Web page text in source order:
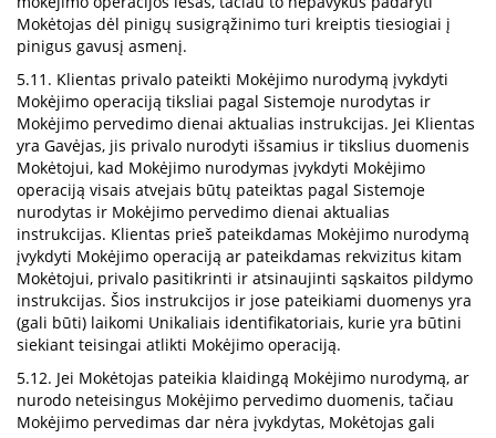
Mokėtojas dėl pinigų susigrąžinimo turi kreiptis tiesiogiai į
pinigus gavusį asmenį.
5.11. Klientas privalo pateikti Mokėjimo nurodymą įvykdyti
Mokėjimo operaciją tiksliai pagal Sistemoje nurodytas ir
Mokėjimo pervedimo dienai aktualias instrukcijas. Jei Klientas
yra Gavėjas, jis privalo nurodyti išsamius ir tikslius duomenis
Mokėtojui, kad Mokėjimo nurodymas įvykdyti Mokėjimo
operaciją visais atvejais būtų pateiktas pagal Sistemoje
nurodytas ir Mokėjimo pervedimo dienai aktualias
instrukcijas. Klientas prieš pateikdamas Mokėjimo nurodymą
įvykdyti Mokėjimo operaciją ar pateikdamas rekvizitus kitam
Mokėtojui, privalo pasitikrinti ir atsinaujinti sąskaitos pildymo
instrukcijas. Šios instrukcijos ir jose pateikiami duomenys yra
(gali būti) laikomi Unikaliais identifikatoriais, kurie yra būtini
siekiant teisingai atlikti Mokėjimo operaciją.
5.12. Jei Mokėtojas pateikia klaidingą Mokėjimo nurodymą, ar
nurodo neteisingus Mokėjimo pervedimo duomenis, tačiau
Mokėjimo pervedimas dar nėra įvykdytas, Mokėtojas gali